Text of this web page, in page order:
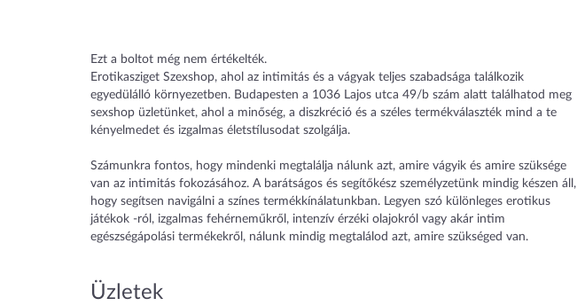
Ezt a boltot még nem értékelték.
Erotikasziget Szexshop, ahol az intimitás és a vágyak teljes szabadsága találkozik
egyedülálló környezetben. Budapesten a 1036 Lajos utca 49/b szám alatt találhatod meg
sexshop üzletünket, ahol a minőség, a diszkréció és a széles termékválaszték mind a te
kényelmedet és izgalmas életstílusodat szolgálja.
Számunkra fontos, hogy mindenki megtalálja nálunk azt, amire vágyik és amire szüksége
van az intimitás fokozásához. A barátságos és segítőkész személyzetünk mindig készen áll,
hogy segítsen navigálni a színes termékkínálatunkban. Legyen szó különleges erotikus
játékok -ról, izgalmas fehérneműkről, intenzív érzéki olajokról vagy akár intim
egészségápolási termékekről, nálunk mindig megtalálod azt, amire szükséged van.
Üzletek